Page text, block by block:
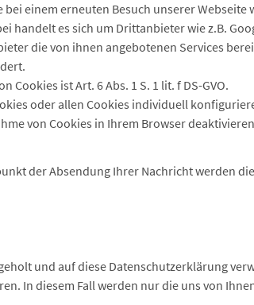
einem erneuten Besuch unserer Webseite
handelt es sich um Drittanbieter wie z.B.
die von ihnen angebotenen Services
ist Art. 6 Abs. 1 S. 1 lit. f DS-GVO.
oder allen Cookies individuell
von Cookies in Ihrem Browser
der Absendung Ihrer Nachricht werden
und auf diese Datenschutzerklärung
In diesem Fall werden nur die uns von